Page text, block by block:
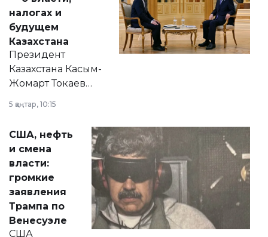
налогах и
будущем
Казахстана
Президент
Казахстана Касым-
Жомарт Токаев
сразу несколько
актуальных тем —
от слухов о
политических
реформах до
вопросов армии,
экономики и
личного здоровья.
5 қаңтар, 10:15
США, нефть
и смена
власти:
громкие
заявления
Трампа по
Венесуэле
США